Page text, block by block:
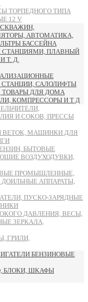
ТОРПЕДНОГО ТИПА
12 V
АВТОМАТИКА,
БАССЕЙНА
ПЛАВНЫЙ
Т. Д.
САЛОЛИФТЫ
ТОВАРЫ ДЛЯ ДОМА
КОМПРЕССОРЫ И Т Д
И СОКОВ, ПРЕССЫ
ВЕТОК, МАШИНКИ ДЛЯ
БЫТОВЫЕ
ВОЗДУХОДУВКИ,
ПРОМЫШЛЕННЫЕ,
АППАРАТЫ,
ПУСКО-ЗАРЯДНЫЕ
ДАВЛЕНИЯ, ВЕСЫ,
ЗЕРКАЛА,
ГРИЛИ,
БЕНЗИНОВЫЕ
БЛОКИ, ШКАФЫ